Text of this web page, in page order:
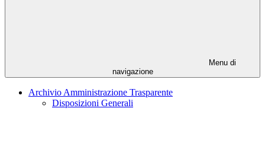
Menu di
navigazione
Archivio Amministrazione Trasparente
Disposizioni Generali